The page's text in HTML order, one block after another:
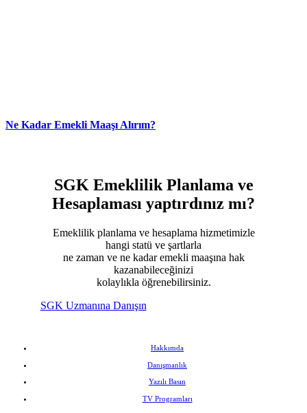
Ne Kadar Emekli Maaşı Alırım?
SGK Emeklilik Planlama ve
Hesaplaması yaptırdınız mı?
Emeklilik planlama ve hesaplama hizmetimizle
hangi statü ve şartlarla
ne zaman ve ne kadar emekli maaşına hak
kazanabileceğinizi
kolaylıkla öğrenebilirsiniz.
SGK Uzmanına Danışın
Hakkımda
Danışmanlık
Yazılı Basın
TV Programları